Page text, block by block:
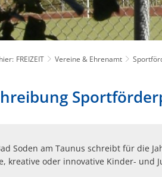
FREIZEIT Vereine & Ehrenamt
Soden am Taunus schreibt für die
kreative oder innovative Kinder- und